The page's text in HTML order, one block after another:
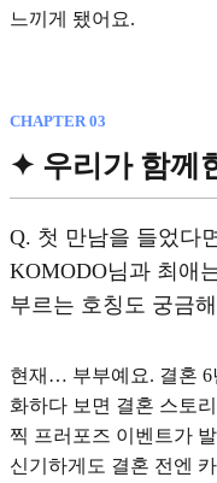
느끼게 됐어요.
CHAPTER 03
✦ 우리가 함께
Q. 첫 만남을 들었다
KOMODO님과 최애
부르는 호칭도 궁금
현재… 부부예요. 결혼 6
화하다 보면 결혼 스토
찍 프러포즈 이벤트가
신기하게도 결혼 전엔